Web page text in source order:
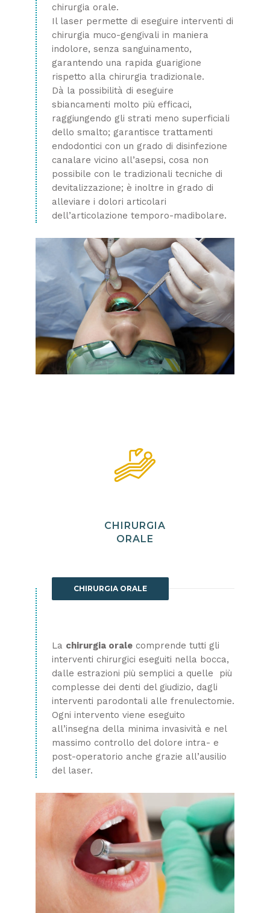
chirurgia orale.
Il laser permette di eseguire interventi di
chirurgia muco-gengivali in maniera
indolore, senza sanguinamento,
garantendo una rapida guarigione
rispetto alla chirurgia tradizionale.
Dà la possibilità di eseguire
sbiancamenti molto più efficaci,
raggiungendo gli strati meno superficiali
dello smalto; garantisce trattamenti
endodontici con un grado di disinfezione
canalare vicino all’asepsi, cosa non
possibile con le tradizionali tecniche di
devitalizzazione; è inoltre in grado di
alleviare i dolori articolari
dell’articolazione temporo-madibolare.
CHIRURGIA
ORALE
CHIRURGIA ORALE
La chirurgia orale comprende tutti gli
interventi chirurgici eseguiti nella bocca,
dalle estrazioni più semplici a quelle più
complesse dei denti del giudizio, dagli
interventi parodontali alle frenulectomie.
Ogni intervento viene eseguito
all’insegna della minima invasività e nel
massimo controllo del dolore intra- e
post-operatorio anche grazie all’ausilio
del laser.